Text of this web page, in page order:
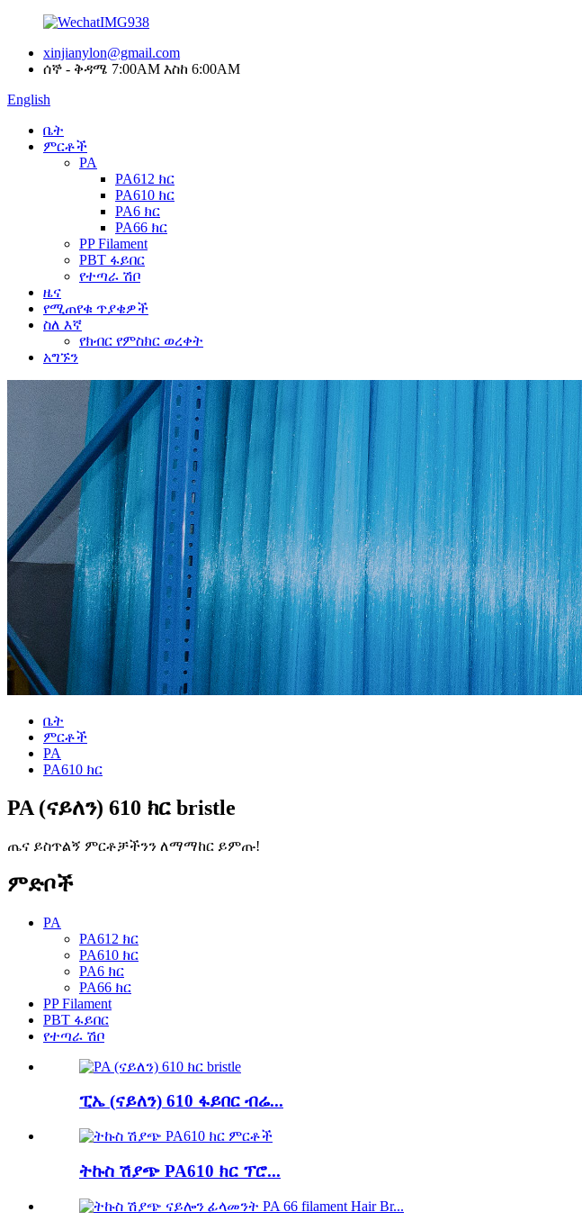
xinjianylon@gmail.com
ሰኞ - ቅዳሜ 7:00AM እስከ 6:00AM
English
ቤት
ምርቶች
PA
PA612 ክር
PA610 ክር
PA6 ክር
PA66 ክር
PP Filament
PBT ፋይበር
የተጣራ ሽቦ
ዜና
የሚጠየቁ ጥያቄዎች
ስለ እኛ
የክብር የምስክር ወረቀት
አግኙን
ቤት
ምርቶች
PA
PA610 ክር
PA (ናይለን) 610 ክር bristle
ጤና ይስጥልኝ ምርቶቻችንን ለማማከር ይምጡ!
ምድቦች
PA
PA612 ክር
PA610 ክር
PA6 ክር
PA66 ክር
PP Filament
PBT ፋይበር
የተጣራ ሽቦ
ፒኤ (ናይለን) 610 ፋይበር ብሬ...
ትኩስ ሽያጭ PA610 ክር ፕሮ...